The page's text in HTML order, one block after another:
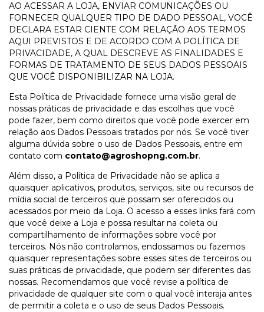
AO ACESSAR A LOJA, ENVIAR COMUNICAÇÕES OU
FORNECER QUALQUER TIPO DE DADO PESSOAL, VOCÊ
DECLARA ESTAR CIENTE COM RELAÇÃO AOS TERMOS
AQUI PREVISTOS E DE ACORDO COM A POLÍTICA DE
PRIVACIDADE, A QUAL DESCREVE AS FINALIDADES E
FORMAS DE TRATAMENTO DE SEUS DADOS PESSOAIS
QUE VOCÊ DISPONIBILIZAR NA LOJA.
Esta Política de Privacidade fornece uma visão geral de
nossas práticas de privacidade e das escolhas que você
pode fazer, bem como direitos que você pode exercer em
relação aos Dados Pessoais tratados por nós. Se você tiver
alguma dúvida sobre o uso de Dados Pessoais, entre em
contato com contato@agroshopng.com.br.
Além disso, a Política de Privacidade não se aplica a
quaisquer aplicativos, produtos, serviços, site ou recursos de
mídia social de terceiros que possam ser oferecidos ou
acessados por meio da Loja. O acesso a esses links fará com
que você deixe a Loja e possa resultar na coleta ou
compartilhamento de informações sobre você por
terceiros. Nós não controlamos, endossamos ou fazemos
quaisquer representações sobre esses sites de terceiros ou
suas práticas de privacidade, que podem ser diferentes das
nossas. Recomendamos que você revise a política de
privacidade de qualquer site com o qual você interaja antes
de permitir a coleta e o uso de seus Dados Pessoais.